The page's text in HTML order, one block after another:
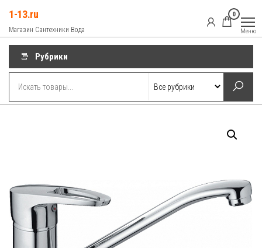
содержимому
1-13.ru
Магазин Сантехники Вода
0
Меню
Рубрики